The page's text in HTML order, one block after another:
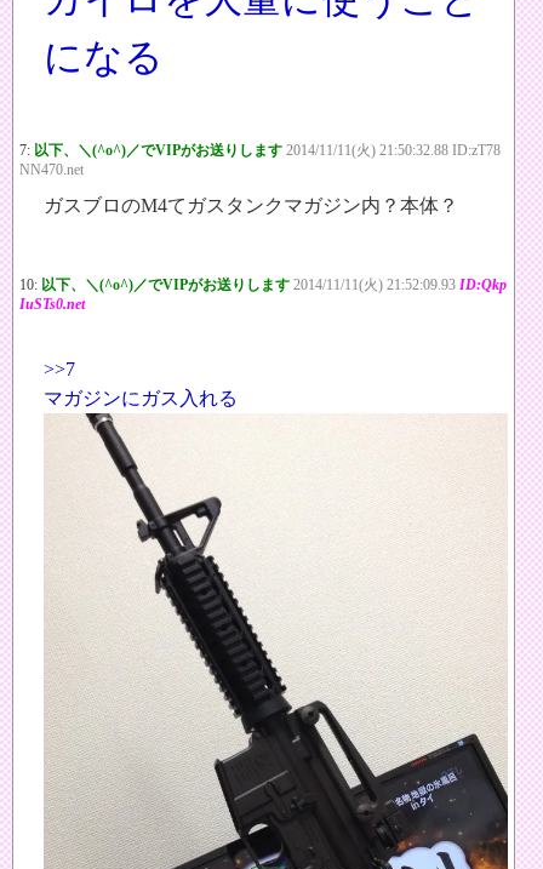
になる
7: 以下、＼(^o^)／でVIPがお送りします 2014/11/11(火) 21:50:32.88 ID:zT78
NN470.net
ガスブロのM4てガスタンクマガジン内？本体？
10: 以下、＼(^o^)／でVIPがお送りします 2014/11/11(火) 21:52:09.93 ID:Qkp
IuSTs0.net
>>7
マガジンにガス入れる